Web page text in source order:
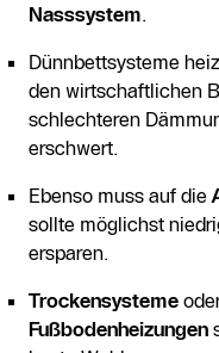
Nasssystem.
Dünnbettsysteme
den wirtschaftlichen
schlechteren
erschwert.
Ebenso muss auf die
sollte möglichst
ersparen.
Trockensysteme
Fußbodenheizungen